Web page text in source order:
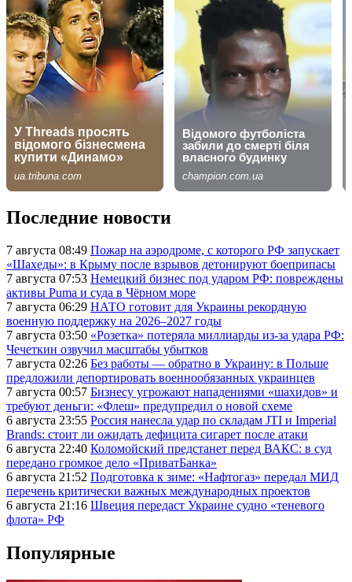
Последние новости
7 августа 08:49 Пожар на аэродроме, с которого РФ запускает
«Шахеды»: в Крыму после взрывов детонируют боеприпасы
7 августа 07:53 Немецкий бизнес под ударом РФ: повреждены
активы Puma и суда в Чёрном море
7 августа 06:29 НАТО готовит для Украины рекордную
военную поддержку на 2026–2027 годы
7 августа 03:50 «Розетка» потеряла миллиарды из-за удара РФ:
Чечеткин озвучил масштабы убытков
7 августа 02:26 Без работы — обратно в Украину: в Польше
предложили депортировать военнообязанных украинцев
7 августа 00:57 Бизнесу угрожают нападениями «шахидов» и
требуют деньги: «Флеш» предупредил о новой схеме
6 августа 23:55 Россия нанесла удар по складам JTI и Imperial
Brands: стоит ли ожидать дефицита сигарет после атаки
6 августа 22:40 Коломойский предстанет перед ВАКС: в суд
передано громкое дело «ПриватБанка»
6 августа 21:52 Подготовка к зиме: «Нафтогаз» передал МИД
перечень критически важных международных проектов
6 августа 21:16 Швеция передаст Украине судно «теневого
флота» РФ
Популярные